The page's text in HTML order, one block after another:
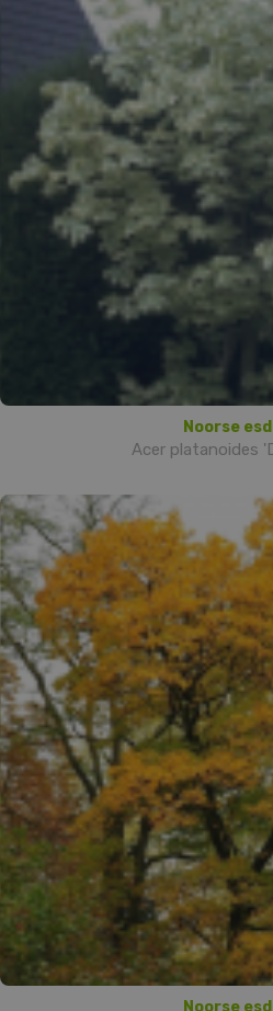
Noorse
Acer platanoides
Noorse